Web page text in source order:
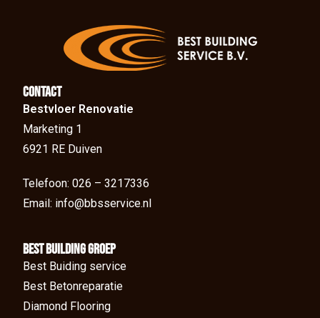
Contact
Bestvloer Renovatie
Marketing 1
6921 RE Duiven
Telefoon: 026 – 3217336
Email: info@bbsservice.nl
BEst Building groep
Best Buiding service
Best Betonreparatie
Diamond Flooring